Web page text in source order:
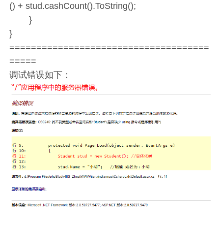
() + stud.cashCount().ToString();
}
}
=====================================
=====
调试错误如下：